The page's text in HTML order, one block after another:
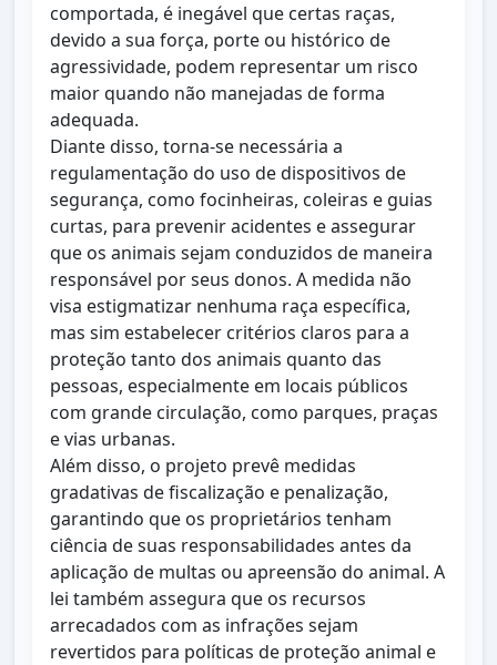
comportada, é inegável que certas raças,
devido a sua força, porte ou histórico de
agressividade, podem representar um risco
maior quando não manejadas de forma
adequada.
Diante disso, torna-se necessária a
regulamentação do uso de dispositivos de
segurança, como focinheiras, coleiras e guias
curtas, para prevenir acidentes e assegurar
que os animais sejam conduzidos de maneira
responsável por seus donos. A medida não
visa estigmatizar nenhuma raça específica,
mas sim estabelecer critérios claros para a
proteção tanto dos animais quanto das
pessoas, especialmente em locais públicos
com grande circulação, como parques, praças
e vias urbanas.
Além disso, o projeto prevê medidas
gradativas de fiscalização e penalização,
garantindo que os proprietários tenham
ciência de suas responsabilidades antes da
aplicação de multas ou apreensão do animal. A
lei também assegura que os recursos
arrecadados com as infrações sejam
revertidos para políticas de proteção animal e